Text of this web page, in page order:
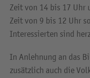
Zeit von 14 bis 17 Uhr
Zeit von 9 bis 12 Uhr
Interessierten sind
In Anlehnung an das
zusätzlich auch die